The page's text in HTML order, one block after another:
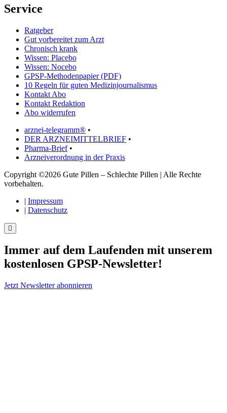
Service
Ratgeber
Gut vorbereitet zum Arzt
Chronisch krank
Wissen: Placebo
Wissen: Nocebo
GPSP-Methodenpapier (PDF)
10 Regeln für guten Medizinjournalismus
Kontakt Abo
Kontakt Redaktion
Abo widerrufen
arznei-telegramm® •
DER ARZNEIMITTELBRIEF •
Pharma-Brief•
Arzneiverordnung in der Praxis
Copyright ©2026 Gute Pillen – Schlechte Pillen | Alle Rechte
vorbehalten.
| Impressum
| Datenschutz
Immer auf dem Laufenden mit unserem
kostenlosen GPSP-Newsletter!
Jetzt Newsletter abonnieren